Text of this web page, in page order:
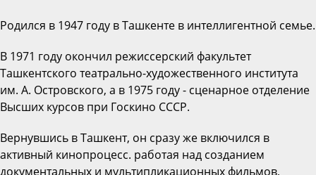
Родился в 1947 году в Ташкенте в интеллигентной семье.
В 1971 году окончил режиссерский факультет
Ташкентского театрально-художественного института
им. А. Островского, а в 1975 году - сценарное отделение
Высших курсов при Госкино СССР.
Вернувшись в Ташкент, он сразу же включился в
активный кинопроцесс. работая над созданием
документальных и мультипликационных фильмов,